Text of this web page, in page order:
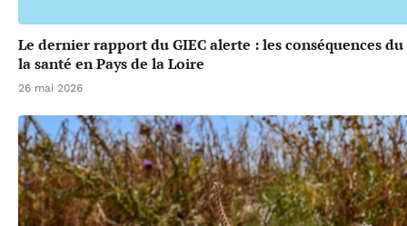
Le dernier rapport du GIEC alerte : les conséquences
la santé en Pays de la Loire
26 mai 2026